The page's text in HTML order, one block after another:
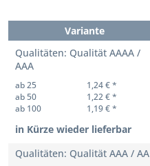
Variante
Qualitäten: Qualität AAAA /
AAA
ab 25
1,24 € *
ab 50
1,22 € *
ab 100
1,19 € *
in Kürze wieder lieferbar
Qualitäten: Qualität AAA / AA